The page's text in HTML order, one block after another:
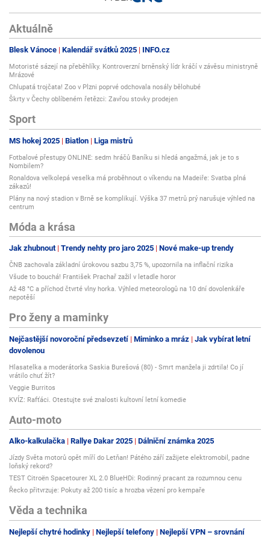
Aktuálně
Blesk Vánoce Kalendář svátků 2025 INFO.cz
Motoristé sázejí na přeběhlíky. Kontroverzní brněnský lídr kráčí v závěsu ministryně
Mrázové
Chlupatá trojčata! Zoo v Plzni poprvé odchovala nosály bělohubé
Škrty v Čechy oblíbeném řetězci: Zavřou stovky prodejen
Sport
MS hokej 2025 Biatlon Liga mistrů
Fotbalové přestupy ONLINE: sedm hráčů Baníku si hledá angažmá, jak je to s
Nombilem?
Ronaldova velkolepá veselka má proběhnout o víkendu na Madeiře: Svatba plná
zákazů!
Plány na nový stadion v Brně se komplikují. Výška 37 metrů prý narušuje výhled na
centrum
Móda a krása
Jak zhubnout Trendy nehty pro jaro 2025 Nové make-up trendy
ČNB zachovala základní úrokovou sazbu 3,75 %, upozornila na inflační rizika
Všude to bouchá! František Prachař zažil v letadle horor
Až 48 °C a příchod čtvrté vlny horka. Výhled meteorologů na 10 dní dovolenkáře
nepotěší
Pro ženy a maminky
Nejčastější novoroční předsevzetí Miminko a mráz
Jak vybírat letní
dovolenou
Hlasatelka a moderátorka Saskia Burešová (80) - Smrt manžela ji zdrtila! Co jí
vrátilo chuť žít?
Veggie Burritos
KVÍZ: Rafťáci. Otestujte své znalosti kultovní letní komedie
Auto-moto
Alko-kalkulačka Rallye Dakar 2025 Dálniční známka 2025
Jízdy Světa motorů opět míří do Letňan! Pátého září zažijete elektromobil, padne
loňský rekord?
TEST Citroën Spacetourer XL 2.0 BlueHDi: Rodinný pracant za rozumnou cenu
Řecko přitvrzuje: Pokuty až 200 tisíc a hrozba vězení pro kempaře
Věda a technika
Nejlepší chytré hodinky Nejlepší telefony Nejlepší VPN – srovnání